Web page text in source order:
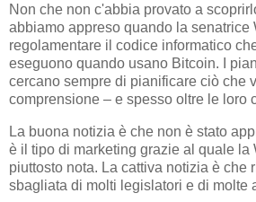
Non che non c'abbia provato a
abbiamo appreso quando la senatrice
regolamentare il codice informatico
eseguono quando usano Bitcoin. I
cercano sempre di pianificare ciò che
comprensione – e spesso oltre le loro
La buona notizia è che non è stato
è il tipo di marketing grazie al quale la
piuttosto nota. La cattiva notizia è che
sbagliata di molti legislatori e di molte